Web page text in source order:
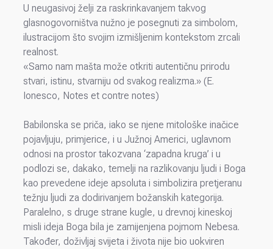
U neugasivoj želji za raskrinkavanjem takvog
glasnogovorništva nužno je posegnuti za simbolom,
ilustracijom što svojim izmišljenim kontekstom zrcali
realnost.
«Samo nam mašta može otkriti autentičnu prirodu
stvari, istinu, stvarniju od svakog realizma.» (E.
Ionesco, Notes et contre notes)
Babilonska se priča, iako se njene mitološke inačice
pojavljuju, primjerice, i u Južnoj Americi, uglavnom
odnosi na prostor takozvana ‘zapadna kruga’ i u
podlozi se, dakako, temelji na razlikovanju ljudi i Boga
kao prevedene ideje apsoluta i simbolizira pretjeranu
težnju ljudi za dodirivanjem božanskih kategorija.
Paralelno, s druge strane kugle, u drevnoj kineskoj
misli ideja Boga bila je zamijenjena pojmom Nebesa.
Također, doživljaj svijeta i života nije bio uokviren